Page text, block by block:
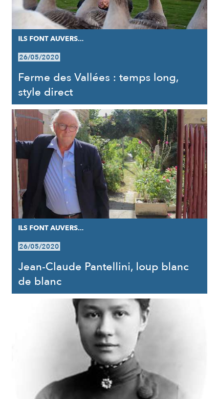
ILS FONT AUVERS...
26/05/2020
Ferme des Vallées : temps long,
style direct
ILS FONT AUVERS...
26/05/2020
Jean-Claude Pantellini, loup blanc
de blanc